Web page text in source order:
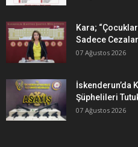
Kara;
Sadece
07 Ağustos 2026
İskenderun’da
Şüphelileri
07 Ağustos 2026